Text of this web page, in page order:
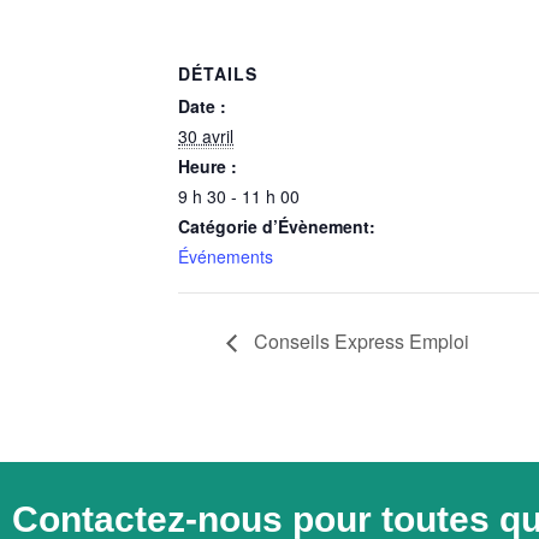
DÉTAILS
Date :
30 avril
Heure :
9 h 30 - 11 h 00
Catégorie d’Évènement:
Événements
Conseils Express Emploi
Contactez-nous pour toutes